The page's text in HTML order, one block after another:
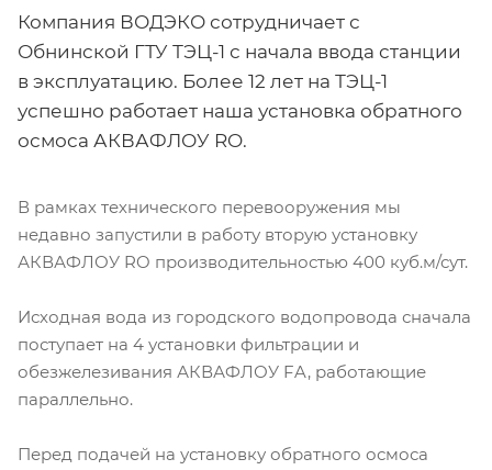
Компания ВОДЭКО сотрудничает с
Обнинской ГТУ ТЭЦ-1 с начала ввода станции
в эксплуатацию. Более 12 лет на ТЭЦ-1
успешно работает наша установка обратного
осмоса АКВАФЛОУ RO.
В рамках технического перевооружения мы
недавно запустили в работу вторую установку
АКВАФЛОУ RO производительностью 400 куб.м/сут.
Исходная вода из городского водопровода сначала
поступает на 4 установки фильтрации и
обезжелезивания АКВАФЛОУ FA, работающие
параллельно.
Перед подачей на установку обратного осмоса